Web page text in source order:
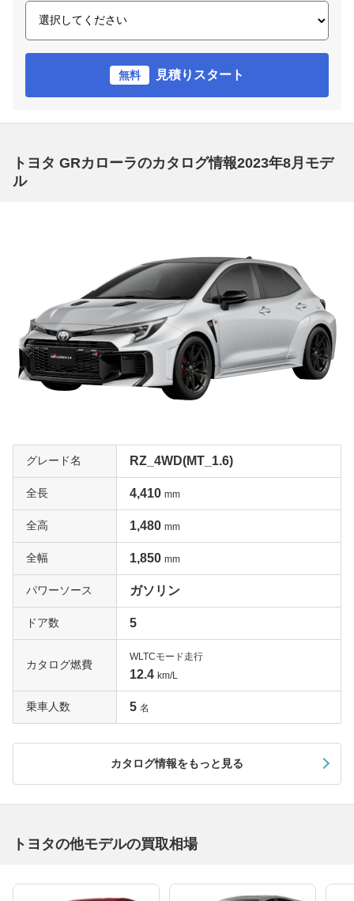
無料 見積りスタート
トヨタ GRカローラのカタログ情報2023年8月モデ
ル
グレード名 RZ_4WD(MT_1.6)
全長 4,410 mm
全高 1,480 mm
全幅 1,850 mm
パワーソース ガソリン
ドア数 5
カタログ燃費
WLTCモード走行
12.4 km/L
乗車人数 5 名
カタログ情報をもっと見る
トヨタの他モデルの買取相場